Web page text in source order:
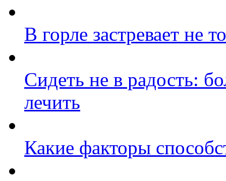
В горле застревает не
Сидеть не в радость:
лечить
Какие факторы